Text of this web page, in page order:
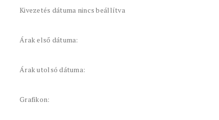
Kivezetés dátuma nincs beállítva
Árak első dátuma:
Árak utolsó dátuma:
Grafikon: